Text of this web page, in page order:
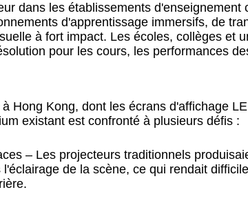
dans les établissements d'enseignement
d'apprentissage immersifs, de
à fort impact. Les écoles, collèges et
pour les cours, les performances
Hong Kong, dont les écrans d'affichage
existant est confronté à plusieurs défis :
– Les projecteurs traditionnels
de la scène, ce qui rendait